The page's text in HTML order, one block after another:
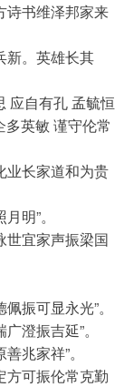
诗书维泽邦家来
新。英雄长其
应自有孔 孟毓恒
英敏 谨守伦常
业长家道和为贵
明”。
世宜家声振梁国
振可显永光”。
澄振吉延”。
兆家祥”。
方可振伦常克勤